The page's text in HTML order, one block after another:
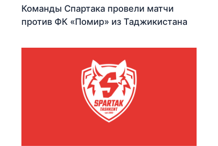
Команды Спартака провели матчи
против ФК «Помир» из Таджикистана